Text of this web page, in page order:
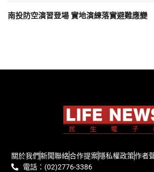
南投防空演習登場 實地演練落實避難應變
關於我們新聞聯絡合作提案隱私權政策作者
電話：(02)2776-3386